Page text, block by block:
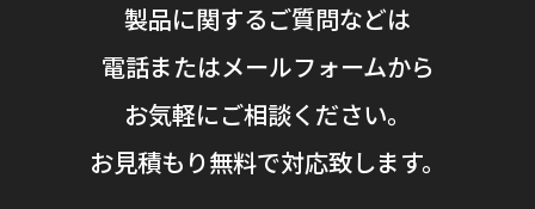
製品に関するご質問などは
電話またはメールフォームから
お気軽にご相談ください。
お見積もり無料で対応致します。